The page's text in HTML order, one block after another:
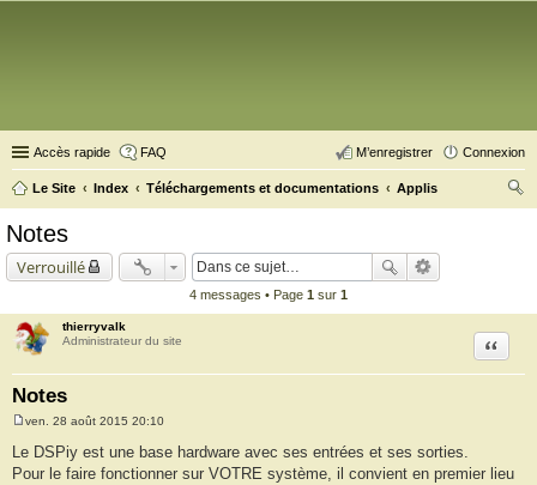
Accès rapide FAQ Connexion
M’enregistrer
Le Site Index Téléchargements et documentations
Applis
Notes
Verrouillé
4 messages • Page 1 sur 1
thierryvalk
Administrateur du site
Notes
Citation
s
s
ven. 28 août 2015 20:10
Le DSPiy est une base hardware avec ses entrées et ses sorties.
Pour le faire fonctionner sur VOTRE système, il convient en premier lieu